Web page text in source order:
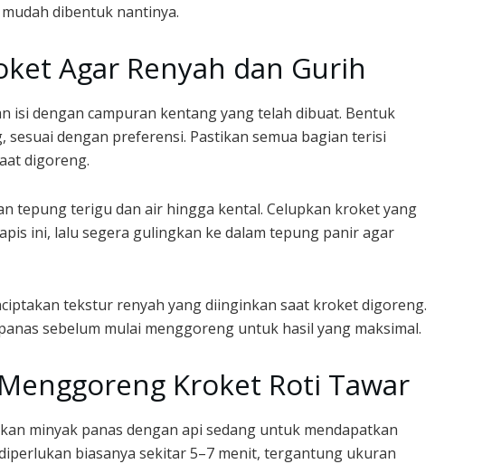
dibentuk nantinya.
Agar Renyah dan Gurih
isi dengan campuran kentang yang telah dibuat. Bentuk
sesuai dengan preferensi. Pastikan semua bagian terisi
digoreng.
tepung terigu dan air hingga kental. Celupkan kroket yang
ini, lalu segera gulingkan ke dalam tepung panir agar
tekstur renyah yang diinginkan saat kroket digoreng.
sebelum mulai menggoreng untuk hasil yang maksimal.
Kroket Roti Tawar
minyak panas dengan api sedang untuk mendapatkan
biasanya sekitar 5–7 menit, tergantung ukuran